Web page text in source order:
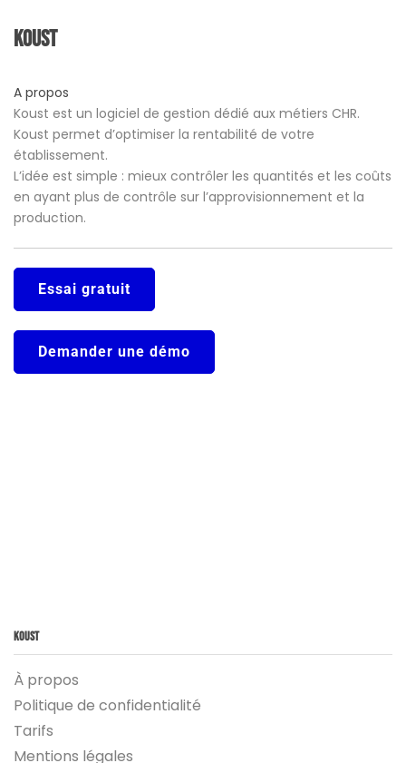
Koust
A propos
Koust est un logiciel de gestion dédié aux métiers CHR.
Koust permet d’optimiser la rentabilité de votre
établissement.
L’idée est simple : mieux contrôler les quantités et les coûts
en ayant plus de contrôle sur l’approvisionnement et la
production.
Essai gratuit
Demander une démo
Koust
À propos
Politique de confidentialité
Tarifs
Mentions légales